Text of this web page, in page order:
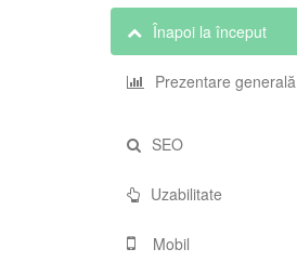
Înapoi la început
Prezentare generală
SEO
Uzabilitate
Mobil